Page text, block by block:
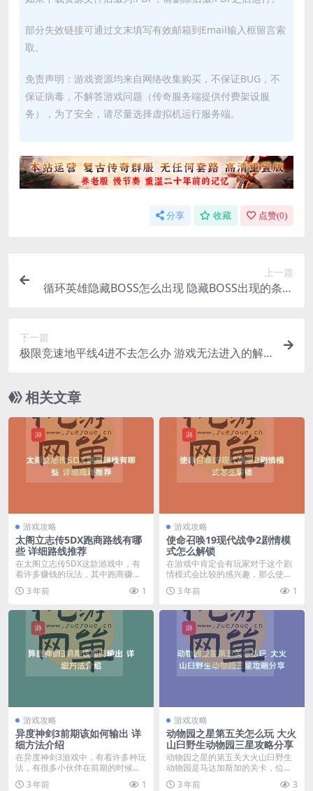
部分失效链接可通过文末填写有效邮箱到Email输入框留言索
取。
免责声明：游戏资源均来自网络收集购买，不保证BUG，不
保证病毒，不解答游戏问题（传奇服务端提供付费架设服
务），为了安全，请尽量选择虚拟机运行服务端。
分享 收藏 点赞(0)
上一篇
循环英雄隐藏BOSS怎么出现 隐藏BOSS出现的条件
下一篇
极限竞速地平线4进不去怎么办 游戏无法进入的解
相关文章
游戏攻略
太阁立志传5DX跑商路线有哪
些 详细路线推荐
在太阁立志传5DX这款游戏中，有
着许多赚钱的玩法，其中跑商赚取
的金钱是比较多的，...
3 年前 1
游戏攻略
使命召唤19现代战争2剧情模
式怎么解锁
在游戏中肯定会有玩家对于这个剧
情模式会比较的感兴趣，那么使命
召唤19现代战争2剧...
3 年前 1
游戏攻略
异度神剑3前期该如何输出 详
细方法介绍
在异度神剑3游戏中，有着许多种玩
法，有很多小伙伴在前期的时候发
现自己打不出输出，...
3 年前 1
游戏攻略
动物园之星第五关怎么玩 大火
山臼野生动物园三星攻略分享
动物园之星的第五关大火山臼野生
动物园是马达加斯加的关卡，位于
四面环山的盆地之中，...
3 年前 3